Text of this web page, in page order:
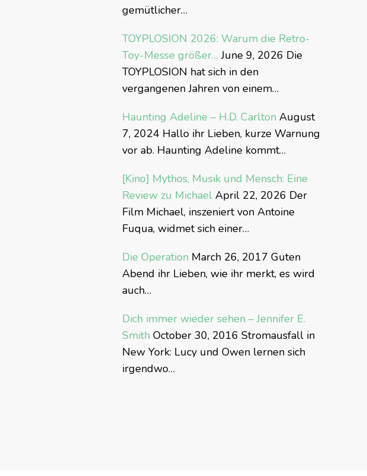
gemütlicher…
TOYPLOSION 2026: Warum die Retro-
Toy-Messe größer… June 9, 2026 Die
TOYPLOSION hat sich in den
vergangenen Jahren von einem…
Haunting Adeline – H.D. Carlton August
7, 2024 Hallo ihr Lieben, kurze Warnung
vor ab. Haunting Adeline kommt…
[Kino] Mythos, Musik und Mensch: Eine
Review zu MichaelApril 22, 2026 Der
Film Michael, inszeniert von Antoine
Fuqua, widmet sich einer…
Die Operation March 26, 2017 Guten
Abend ihr Lieben, wie ihr merkt, es wird
auch…
Dich immer wieder sehen – Jennifer E.
Smith October 30, 2016 Stromausfall in
New York: Lucy und Owen lernen sich
irgendwo…